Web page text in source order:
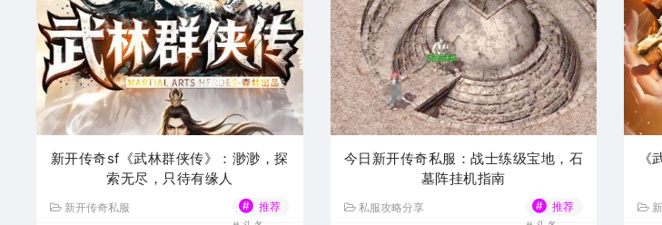
新开传奇sf《武林群侠传》：渺渺，探
索无尽，只待有缘人
新开传奇私服 #
推荐
今日新开传奇私服：战士练级宝地，石
墓阵挂机指南
私服攻略分享 #
推荐